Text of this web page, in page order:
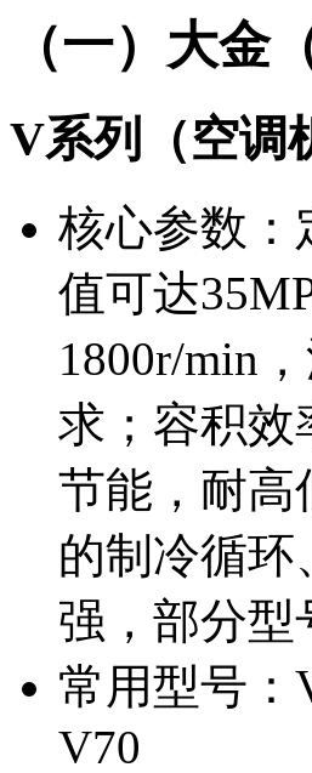
（一）大
V系列（空调
核心参数：
值可达
1800r/min
求；容积效
节能，耐高
的制冷循
强，部分型
常用型号：
V70